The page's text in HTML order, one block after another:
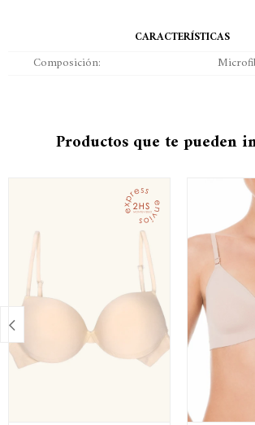
CARACTERÍSTICAS
Composición
Productos que te pueden
